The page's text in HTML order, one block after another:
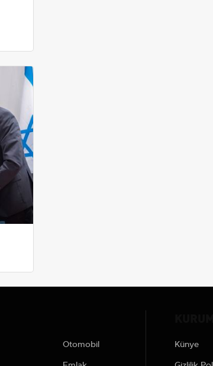
Otomobil
Künye